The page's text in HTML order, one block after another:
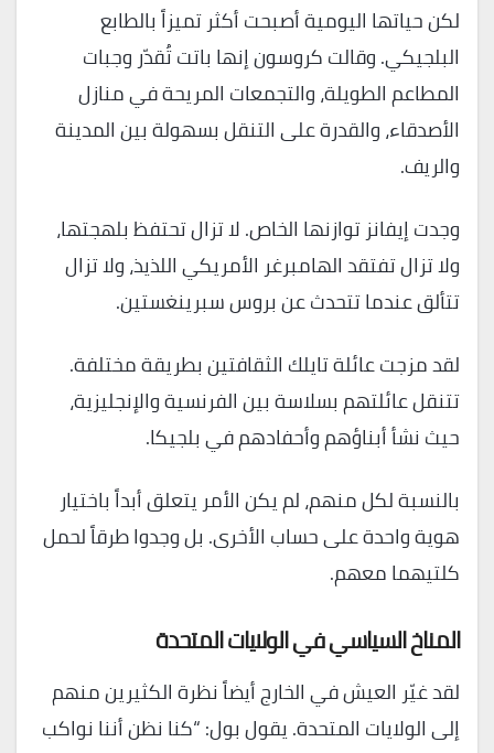
لكن حياتها اليومية أصبحت أكثر تميزاً بالطابع
البلجيكي. وقالت كروسون إنها باتت تُقدّر وجبات
المطاعم الطويلة، والتجمعات المريحة في منازل
الأصدقاء، والقدرة على التنقل بسهولة بين المدينة
والريف.
وجدت إيفانز توازنها الخاص. لا تزال تحتفظ بلهجتها،
ولا تزال تفتقد الهامبرغر الأمريكي اللذيذ، ولا تزال
تتألق عندما تتحدث عن بروس سبرينغستين.
لقد مزجت عائلة تايلك الثقافتين بطريقة مختلفة.
تتنقل عائلتهم بسلاسة بين الفرنسية والإنجليزية،
حيث نشأ أبناؤهم وأحفادهم في بلجيكا.
بالنسبة لكل منهم، لم يكن الأمر يتعلق أبداً باختيار
هوية واحدة على حساب الأخرى. بل وجدوا طرقاً لحمل
كلتيهما معهم.
المناخ السياسي في الولايات المتحدة
لقد غيّر العيش في الخارج أيضاً نظرة الكثيرين منهم
إلى الولايات المتحدة. يقول بول: “كنا نظن أننا نواكب